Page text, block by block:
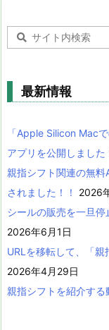
最新情報
「Apple Silicon Mac
アプリを公開しました
親指シフト関連の無
されました！！
2026
シールの販売を一旦
2026年6月1日
URLを移転して、「
2026年4月29日
親指シフトを紹介する